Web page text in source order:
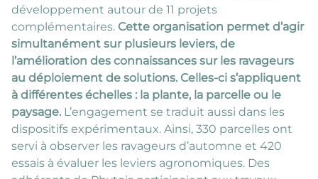
développement autour de 11 projets
complémentaires. Cette organisation permet d’agir
simultanément sur plusieurs leviers, de
l’amélioration des connaissances sur les ravageurs
au déploiement de solutions. Celles-ci s’appliquent
à différentes échelles : la plante, la parcelle ou le
paysage. L’engagement se traduit aussi dans les
dispositifs expérimentaux. Ainsi, 330 parcelles ont
servi à observer les ravageurs d’automne et 420
essais à évaluer les leviers agronomiques. Des